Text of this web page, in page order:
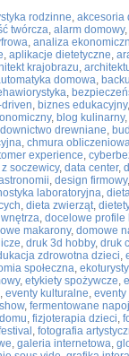
rodzinne, akcesoria
twórcza, alarm domowy,
, analiza
, aplikacje dietetyczne,
krajobrazu,
domowa,
,
, biznes edukacyjny
, blog kulinarny,
drewniane,
, chmura
experience,
soczewicy, data center,
, design firmowy
laboratoryjna,
, dieta zwierząt,
, docelowe profile
makarony, domowe
, druk 3d hobby, druk
zdrowotna dzieci,
społeczna,
, etykiety spożywcze,
, eventy kulturalne, eventy
, fermentowane
, fizjoterapia dzieci,
, fotografia
, galeria internetowa,